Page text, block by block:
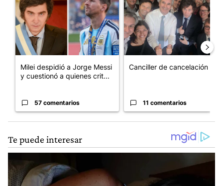
Milei despidió a Jorge Messi
y cuestionó a quienes crit...
57 comentarios
Canciller de cancelación
11 comentarios